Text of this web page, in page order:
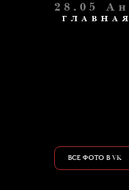
ГЛАВНАЯ
28.05
ВСЕ ФОТО В VK